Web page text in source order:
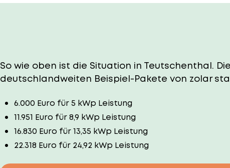
So wie oben ist die Situation in Teutschenthal.
deutschlandweiten Beispiel-Pakete von zolar
6.000 Euro für 5 kWp Leistung
11.951 Euro für 8,9 kWp Leistung
16.830 Euro für 13,35 kWp Leistung
22.318 Euro für 24,92 kWp Leistung